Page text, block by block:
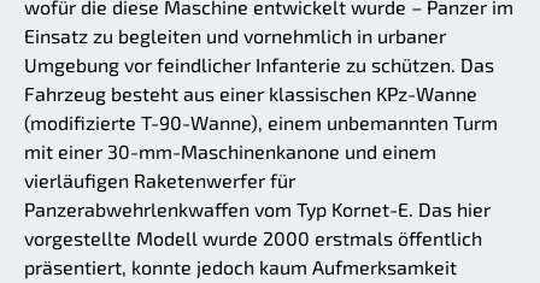
wofür die diese Maschine entwickelt wurde – Panzer im
Einsatz zu begleiten und vornehmlich in urbaner
Umgebung vor feindlicher Infanterie zu schützen. Das
Fahrzeug besteht aus einer klassischen KPz-Wanne
(modifizierte T-90-Wanne), einem unbemannten Turm
mit einer 30-mm-Maschinenkanone und einem
vierläufigen Raketenwerfer für
Panzerabwehrlenkwaffen vom Typ Kornet-E. Das hier
vorgestellte Modell wurde 2000 erstmals öffentlich
präsentiert, konnte jedoch kaum Aufmerksamkeit